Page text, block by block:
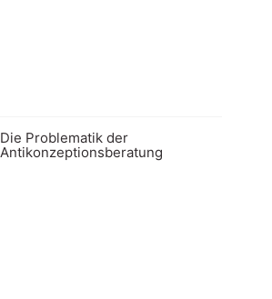
Die Problematik der
Antikonzeptionsberatung